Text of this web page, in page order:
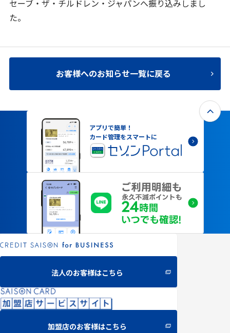
セーブ・ザ・チルドレン・ジャパンへ振り込みしまし
た。
お客様へのお知らせ一覧に戻る
アプリで簡単！
カード管理をスマートに
法人のお客様はこちら
加盟店のお客様はこちら